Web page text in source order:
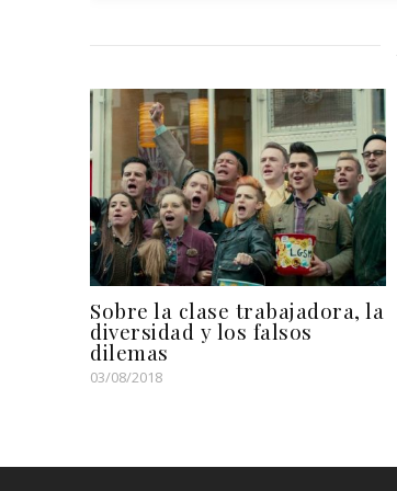
Sobre la clase trabajadora, la
diversidad y los falsos
dilemas
03/08/2018